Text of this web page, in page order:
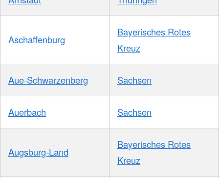
Aschaffenburg
Bayerisches Rotes
Kreuz
Aue-Schwarzenberg Sachsen
Auerbach Sachsen
Augsburg-Land
Bayerisches Rotes
Kreuz